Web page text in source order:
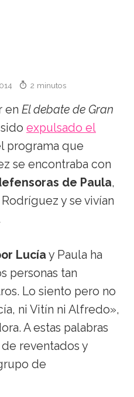
2 minutos
en El debate de Gran
expulsado el
programa que
se encontraba con
de Paula,
y se vivían
Lucía y Paula ha
personas tan
Lo siento pero no
ni Vitín ni Alfredo»,
A estas palabras
reventados y
de